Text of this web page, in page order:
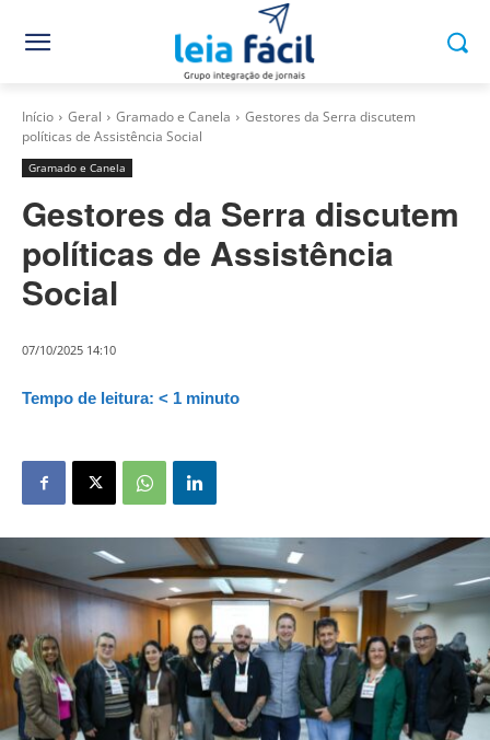
Início Geral Gramado e Canela
Gestores da Serra discutem
políticas de Assistência Social
Gramado e Canela
Gestores da Serra discutem
políticas de Assistência
Social
07/10/2025 14:10
Tempo de leitura: < 1 minuto